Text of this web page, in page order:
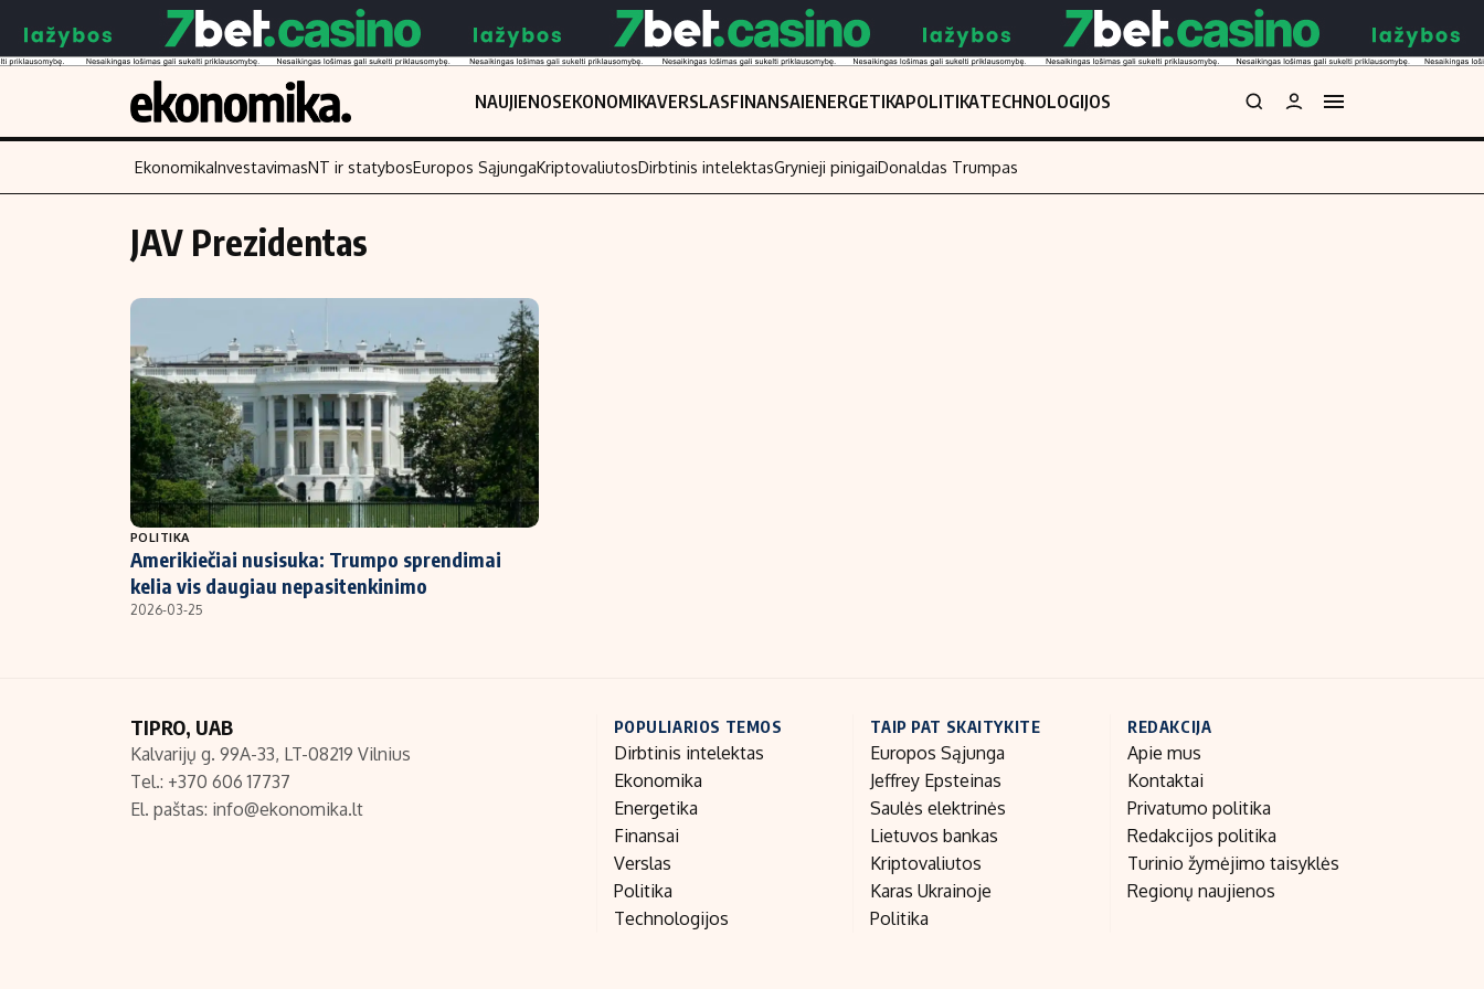
NAUJIENOSEKONOMIKAVERSLASFINANSAIENERGETIKAPOLITIKATECHNOLOGIJOS
Turinys
Naujienos
Verslas
Energetika
Ekonomika
Politika
NT ir statybos
Finansai
Įmonės
Žemės ūkis
Technologijos
Laisvalaikis
EkonomikaInvestavimasNT ir statybosEuropos SąjungaKriptovaliutosDirbtinis intelektasGrynieji pinigaiDonaldas Trumpas
JAV Prezidentas
POLITIKA
Amerikiečiai nusisuka: Trumpo sprendimai
kelia vis daugiau nepasitenkinimo
2026-03-25
TIPRO, UAB
Kalvarijų g. 99A-33, LT-08219 Vilnius
Tel.: +370 606 17737
El. paštas: info@ekonomika.lt
POPULIARIOS TEMOS
Dirbtinis intelektas
Ekonomika
Energetika
Finansai
Verslas
Politika
Technologijos
TAIP PAT SKAITYKITE
Europos Sąjunga
Jeffrey Epsteinas
Saulės elektrinės
Lietuvos bankas
Kriptovaliutos
Karas Ukrainoje
Politika
REDAKCIJA
Apie mus
Kontaktai
Privatumo politika
Redakcijos politika
Turinio žymėjimo taisyklės
Regionų naujienos